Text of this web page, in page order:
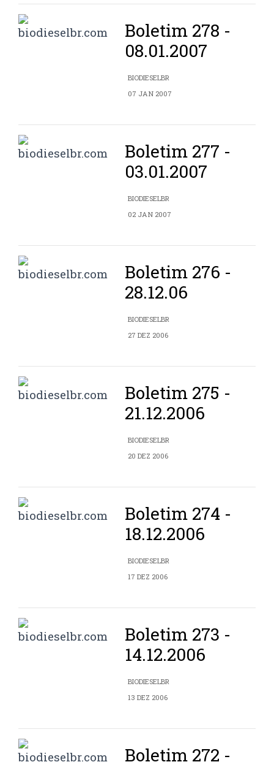
Boletim 278 -
08.01.2007
BIODIESELBR
07 JAN 2007
Boletim 277 -
03.01.2007
BIODIESELBR
02 JAN 2007
Boletim 276 -
28.12.06
BIODIESELBR
27 DEZ 2006
Boletim 275 -
21.12.2006
BIODIESELBR
20 DEZ 2006
Boletim 274 -
18.12.2006
BIODIESELBR
17 DEZ 2006
Boletim 273 -
14.12.2006
BIODIESELBR
13 DEZ 2006
Boletim 272 -